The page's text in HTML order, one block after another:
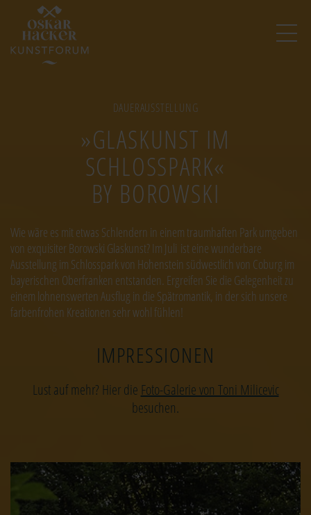
DAUERAUSSTELLUNG
»GLASKUNST IM
SCHLOSSPARK«
BY BOROWSKI
Wie wäre es mit etwas Schlendern in einem traumhaften Park umgeben
von exquisiter Borowski Glaskunst? Im Juli ist eine wunderbare
Ausstellung im Schlosspark von Hohenstein südwestlich von Coburg im
bayerischen Oberfranken entstanden. Ergreifen Sie die Gelegenheit zu
einem lohnenswerten Ausflug in die Spätromantik, in der sich unsere
farbenfrohen Kreationen sehr wohl fühlen!
IMPRESSIONEN
Lust auf mehr? Hier die Foto-Galerie von Toni Milicevic
besuchen.
Image